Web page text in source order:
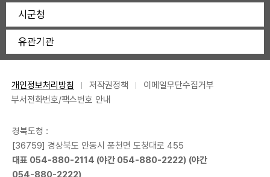
시군청
유관기관
개인정보처리방침 저작권정책
이메일무단수집거부
부서전화번호/팩스번호 안내
경북도청 :
[36759] 경상북도 안동시 풍천면 도청대로 455
대표 054-880-2114 (야간 054-880-2222) (야간
054-880-2222)